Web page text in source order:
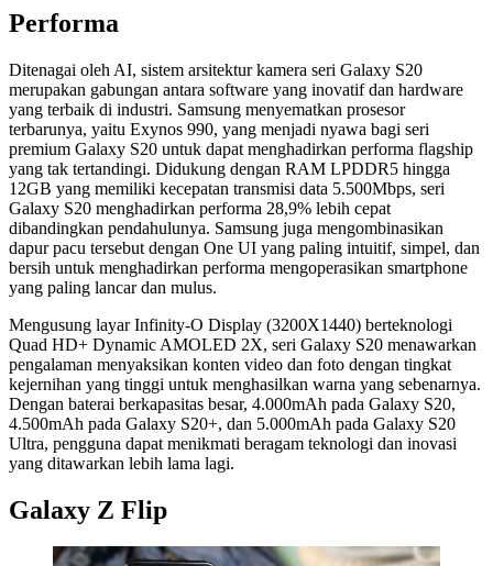
Performa
Ditenagai oleh AI, sistem arsitektur kamera seri Galaxy S20
merupakan gabungan antara software yang inovatif dan hardware
yang terbaik di industri. Samsung menyematkan prosesor
terbarunya, yaitu Exynos 990, yang menjadi nyawa bagi seri
premium Galaxy S20 untuk dapat menghadirkan performa flagship
yang tak tertandingi. Didukung dengan RAM LPDDR5 hingga
12GB yang memiliki kecepatan transmisi data 5.500Mbps, seri
Galaxy S20 menghadirkan performa 28,9% lebih cepat
dibandingkan pendahulunya. Samsung juga mengombinasikan
dapur pacu tersebut dengan One UI yang paling intuitif, simpel, dan
bersih untuk menghadirkan performa mengoperasikan smartphone
yang paling lancar dan mulus.
Mengusung layar Infinity-O Display (3200X1440) berteknologi
Quad HD+ Dynamic AMOLED 2X, seri Galaxy S20 menawarkan
pengalaman menyaksikan konten video dan foto dengan tingkat
kejernihan yang tinggi untuk menghasilkan warna yang sebenarnya.
Dengan baterai berkapasitas besar, 4.000mAh pada Galaxy S20,
4.500mAh pada Galaxy S20+, dan 5.000mAh pada Galaxy S20
Ultra, pengguna dapat menikmati beragam teknologi dan inovasi
yang ditawarkan lebih lama lagi.
Galaxy Z Flip